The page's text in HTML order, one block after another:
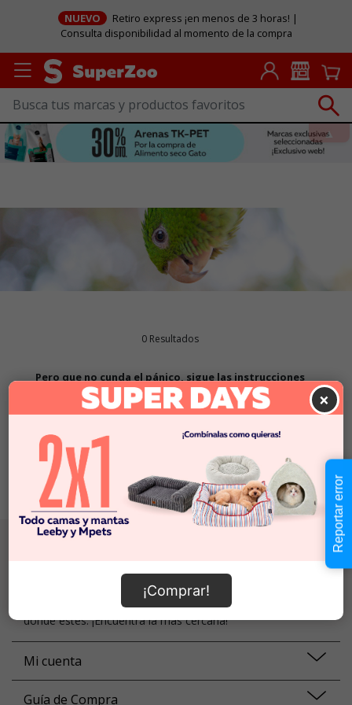
NUEVO
Retiro express ¡en menos de 3 horas! |
Consulta disponibilidad al momento de la compra
×
¡Comprar!
0 Resultados
Pero que no cunda el pánico, sigue las instrucciones
1. Revisa que la búsqueda no tenga errores ortográficos
2. Prueba a volver a buscar con palabras más específicas
3. Vuelve a nuestra
homey prueba de nuevo
¡Todos los caminos llevan a Roma! :)
Somos una familia de más de 70 tiendas a lo largo de todo
Chile, así que siempre tendrás una tienda SuperZoo ahí
donde estés. ¡Encuentra la más cercana!
Mi cuenta
Guía de Compra
Reportar error